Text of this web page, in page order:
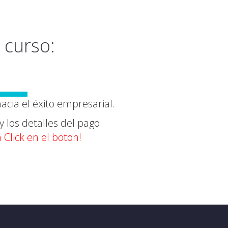
el éxito empresarial.
los detalles del pago.
Click en el boton!